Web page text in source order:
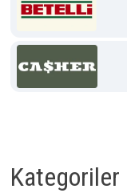
Kategoriler